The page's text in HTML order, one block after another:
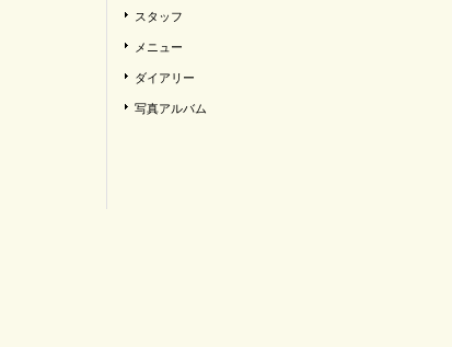
スタッフ
メニュー
ダイアリー
写真アルバム